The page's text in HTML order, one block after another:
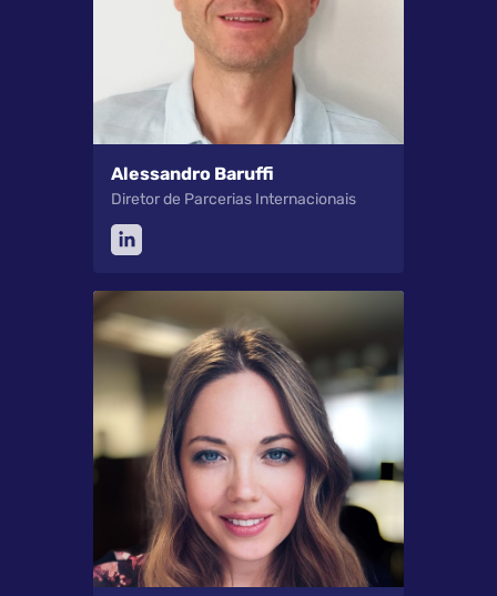
Alessandro Baruffi
Diretor de Parcerias Internacionais